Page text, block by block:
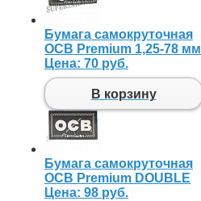
Бумага самокруточная
OCB Premium 1,25-78 мм
Цена: 70 руб.
В корзину
Бумага самокруточная
OCB Premium DOUBLE
Цена: 98 руб.